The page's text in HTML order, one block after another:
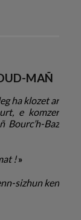
MAÑ
ha klozet ar
e komzer
Bourc’h-Baz
! »
sizhun ken